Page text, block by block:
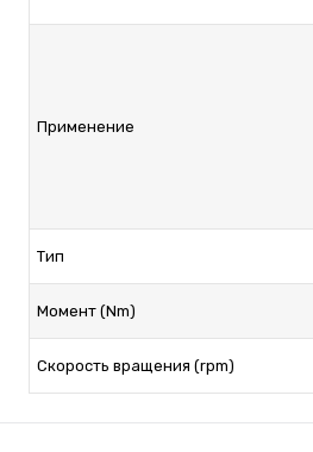
Применение
Тип
Момент (Nm)
Скорость вращения (rpm)